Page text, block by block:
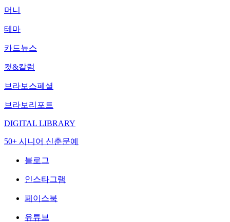
머니
테마
카드뉴스
컷&칼럼
브라보스페셜
브라보리포트
DIGITAL LIBRARY
50+ 시니어 신춘문예
블로그
인스타그램
페이스북
유튜브